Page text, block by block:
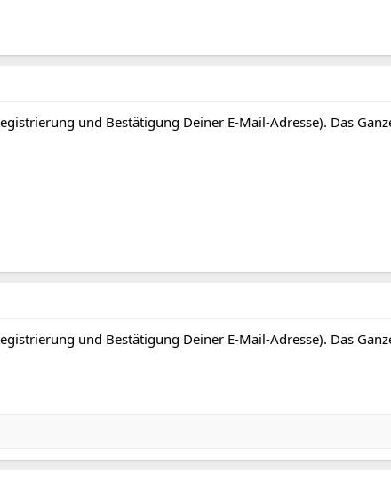
und Bestätigung Deiner E-Mail-Adresse). Das
und Bestätigung Deiner E-Mail-Adresse). Das